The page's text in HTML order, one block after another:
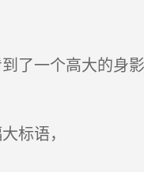
了一个高大的身
标语，